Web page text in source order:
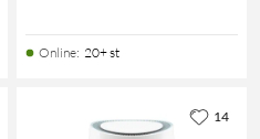
Online: 20+ st
14